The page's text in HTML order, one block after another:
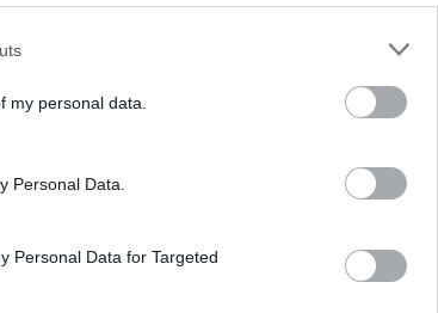
my personal data.
Personal Data.
Personal Data for Targeted